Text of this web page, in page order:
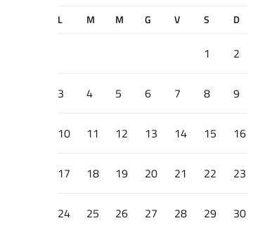
L M M G V S D
1 2
3 4 5 6 7 8 9
10 11 12 13 14 15 16
17 18 19 20 21 22 23
24 25 26 27 28 29 30